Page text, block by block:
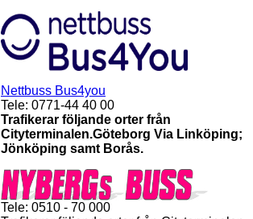
Nettbuss Bus4you
Tele: 0771-44 40 00
Trafikerar följande orter från
Cityterminalen.Göteborg Via Linköping;
Jönköping samt Borås.
Tele: 0510 - 70 000